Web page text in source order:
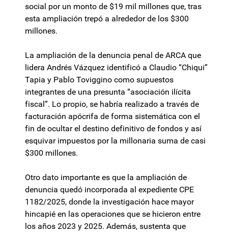
social por un monto de $19 mil millones que, tras
esta ampliación trepó a alrededor de los $300
millones.
La ampliación de la denuncia penal de ARCA que
lidera Andrés Vázquez identificó a Claudio “Chiqui”
Tapia y Pablo Toviggino como supuestos
integrantes de una presunta “asociación ilícita
fiscal”. Lo propio, se habría realizado a través de
facturación apócrifa de forma sistemática con el
fin de ocultar el destino definitivo de fondos y así
esquivar impuestos por la millonaria suma de casi
$300 millones.
Otro dato importante es que la ampliación de
denuncia quedó incorporada al expediente CPE
1182/2025, donde la investigación hace mayor
hincapié en las operaciones que se hicieron entre
los años 2023 y 2025. Además, sustenta que